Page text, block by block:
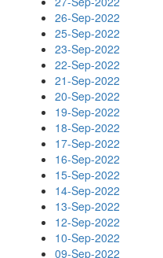
26-Sep-2022
25-Sep-2022
23-Sep-2022
22-Sep-2022
21-Sep-2022
20-Sep-2022
19-Sep-2022
18-Sep-2022
17-Sep-2022
16-Sep-2022
15-Sep-2022
14-Sep-2022
13-Sep-2022
12-Sep-2022
10-Sep-2022
09-Sep-2022